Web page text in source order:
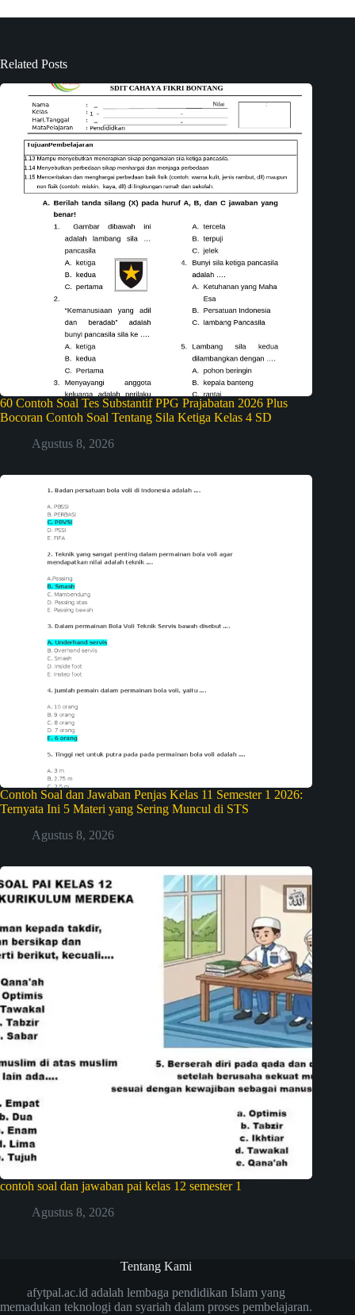
Related Posts
60 Contoh Soal Tes Substantif PPG Prajabatan 2026 Plus
Bocoran Contoh Soal Tentang Sila Ketiga Kelas 4 SD
Agustus 8, 2026
Contoh Soal dan Jawaban Penjas Kelas 11 Semester 1 2026:
Ternyata Ini 5 Materi yang Sering Muncul di STS
Agustus 8, 2026
contoh soal dan jawaban pai kelas 12 semester 1
Agustus 8, 2026
Tentang Kami
afytpal.ac.id adalah lembaga pendidikan Islam yang
memadukan teknologi dan syariah dalam proses pembelajaran.